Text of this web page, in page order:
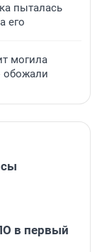
пыталась
его
могила
обожали
в первый